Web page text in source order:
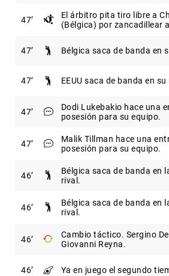
47
El árbitro pita tiro libre a
(Bélgica) por zancadillear
47 Bélgica saca de banda en
47 EEUU saca de banda en
47
Dodi Lukebakio hace una
posesión para su equipo.
47
Malik Tillman hace una
posesión para su equipo.
46
Bélgica saca de banda en
rival.
46
Bélgica saca de banda en
rival.
46
Cambio táctico. Sergino
Giovanni Reyna.
46 Ya en juego el segundo